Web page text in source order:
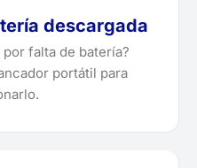
descargada
falta de batería?
portátil para